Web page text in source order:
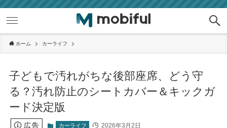
ホーム カーライフ
子どもで汚れがちな後部座席、どう守
る？汚れ防止のシートカバー＆キックガ
ード決定版
カーライフ 2026年3月2日